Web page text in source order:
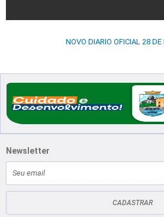
NOVO DIARIO OFICIAL 28
Newsletter
mail
CADASTRAR